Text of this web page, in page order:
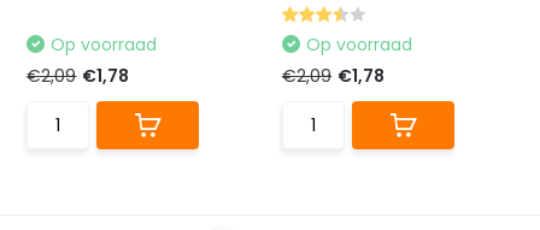
Op voorraad
€2,09 €1,78
Op voorraad
€2,09 €1,78